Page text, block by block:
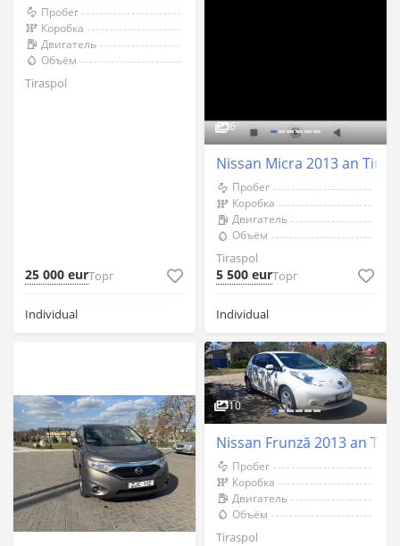
Пробег
Коробка
Двигатель
Объём
Tiraspol
25 000 eurТорг
Individual
6
Nissan Micra 2013 an
Пробег
Коробка
Двигатель
Объём
Tiraspol
5 500 eurТорг
Individual
10
Nissan Frunză 2013 an
Пробег
Коробка
Двигатель
Объём
Tiraspol